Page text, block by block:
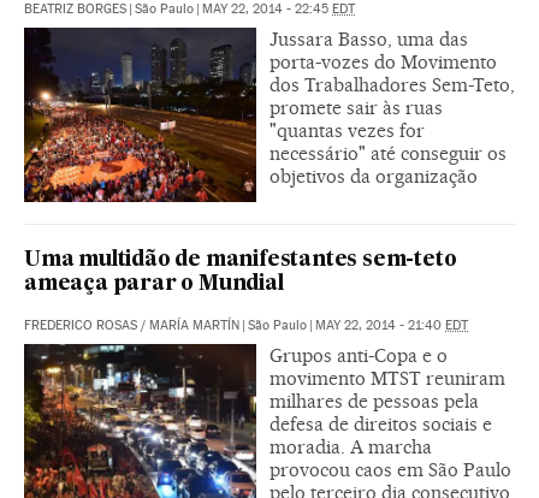
BEATRIZ BORGES São Paulo MAY 22, 2014 - 22:45 EDT
Jussara Basso, uma das
porta-vozes do Movimento
dos Trabalhadores Sem-Teto,
promete sair às ruas
"quantas vezes for
necessário" até conseguir os
objetivos da organização
Uma multidão de manifestantes sem-teto
ameaça parar o Mundial
FREDERICO ROSAS / MARÍA MARTÍN São Paulo MAY 22, 2014 - 21:40 EDT
Grupos anti-Copa e o
movimento MTST reuniram
milhares de pessoas pela
defesa de direitos sociais e
moradia. A marcha
provocou caos em São Paulo
pelo terceiro dia consecutivo